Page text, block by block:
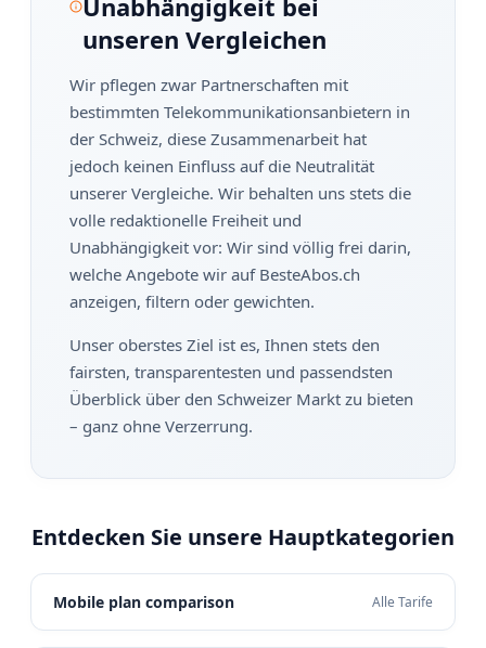
Unabhängigkeit bei
unseren Vergleichen
Wir pflegen zwar Partnerschaften mit
bestimmten Telekommunikationsanbietern in
der Schweiz, diese Zusammenarbeit hat
jedoch keinen Einfluss auf die Neutralität
unserer Vergleiche. Wir behalten uns stets die
volle redaktionelle Freiheit und
Unabhängigkeit vor: Wir sind völlig frei darin,
welche Angebote wir auf BesteAbos.ch
anzeigen, filtern oder gewichten.
Unser oberstes Ziel ist es, Ihnen stets den
fairsten, transparentesten und passendsten
Überblick über den Schweizer Markt zu bieten
– ganz ohne Verzerrung.
Entdecken Sie unsere Hauptkategorien
Mobile plan comparison Alle Tarife